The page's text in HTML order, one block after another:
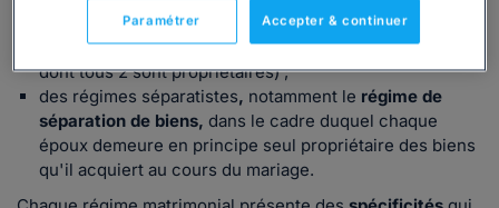
régimes de communautés(qui prévoient la
création d'une masse de biens communs aux époux,
dont tous 2 sont propriétaires) ;
des régimes séparatistes, notamment le régime de
séparation de biens, dans le cadre duquel chaque
époux demeure en principe seul propriétaire des biens
qu'il acquiert au cours du mariage.
Accepter & continuer
Paramétrer